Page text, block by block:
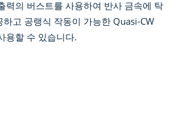
력의 버스트를 사용하여 반사 금속에 탁
하고 공랭식 작동이 가능한 Quasi-CW
용할 수 있습니다.